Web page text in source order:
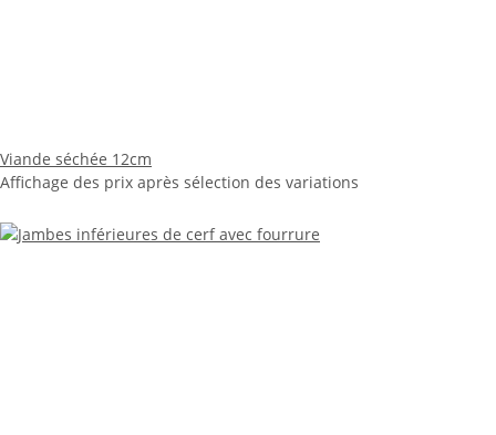
Viande séchée 12cm
Affichage des prix après sélection des variations